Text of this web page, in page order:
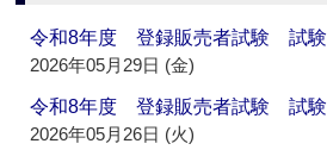
令和8年度 登録販売者試験 試
2026年05月29日 (金)
令和8年度 登録販売者試験 試
2026年05月26日 (火)